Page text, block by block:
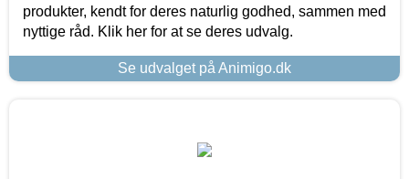
produkter, kendt for deres naturlig godhed, sammen med
nyttige råd. Klik her for at se deres udvalg.
Se udvalget på Animigo.dk